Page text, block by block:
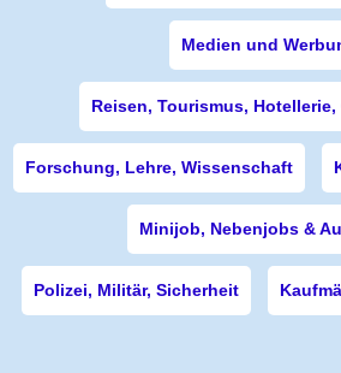
Medien und
Reisen, Tourismus,
Forschung, Lehre, Wissenschaft
Minijob, Nebenjobs &
Polizei, Militär, Sicherheit